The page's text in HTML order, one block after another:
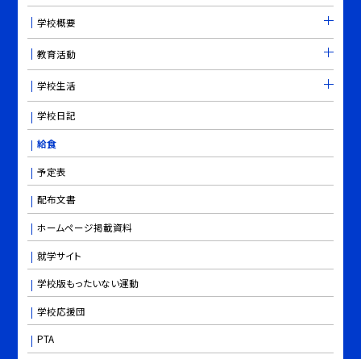
学校概要
教育活動
学校生活
学校日記
給食
予定表
配布文書
ホームページ掲載資料
就学サイト
学校版もったいない運動
学校応援団
PTA